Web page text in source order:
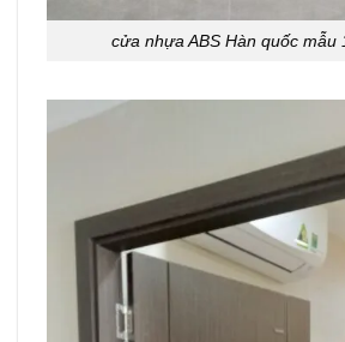
cửa nhựa ABS Hàn quốc mẫu